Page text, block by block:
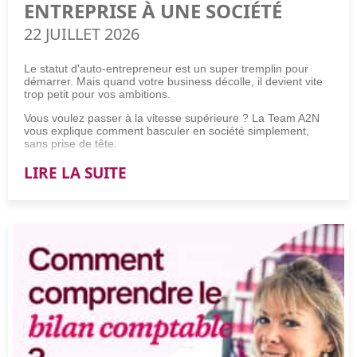
ENTREPRISE À UNE SOCIÉTÉ
22 JUILLET 2026
Le statut d'auto-entrepreneur est un super tremplin pour
démarrer. Mais quand votre business décolle, il devient vite
trop petit pour vos ambitions.
Vous voulez passer à la vitesse supérieure ? La Team A2N
vous explique comment basculer en société simplement,
sans prise de tête.
Validez la viabilité financière de la transition à l'aide d'un
prévisionnel.
Sélectionnez la structure juridique adaptée à vos
ambitions de croissance.
Rédigez les statuts et déposez votre capital social à la
banque.
LIRE LA SUITE